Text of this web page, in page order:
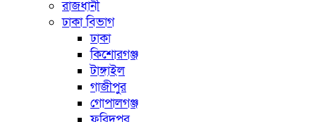
রাজধানী
ঢাকা বিভাগ
ঢাকা
কিশোরগঞ্জ
টাঙ্গাইল
গাজীপুর
গোপালগঞ্জ